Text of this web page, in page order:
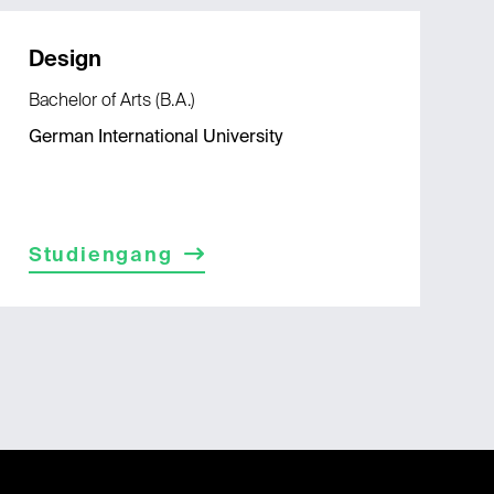
Design
Bachelor of Arts (B.A.)
German International University
Studiengang